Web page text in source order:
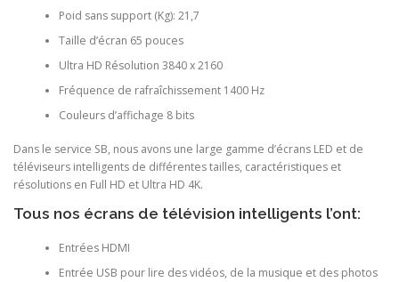
Poid sans support (Kg): 21,7
Taille d’écran 65 pouces
Ultra HD Résolution 3840 x 2160
Fréquence de rafraîchissement 1400 Hz
Couleurs d’affichage 8 bits
Dans le service SB, nous avons une large gamme d’écrans LED et de
téléviseurs intelligents de différentes tailles, caractéristiques et
résolutions en Full HD et Ultra HD 4K.
Tous nos écrans de télévision intelligents l’ont:
Entrées HDMI
Entrée USB pour lire des vidéos, de la musique et des photos